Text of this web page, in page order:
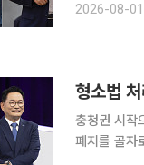
28일부터
2026-08-
형소법
충청권 시작으로 전
폐지를 골자